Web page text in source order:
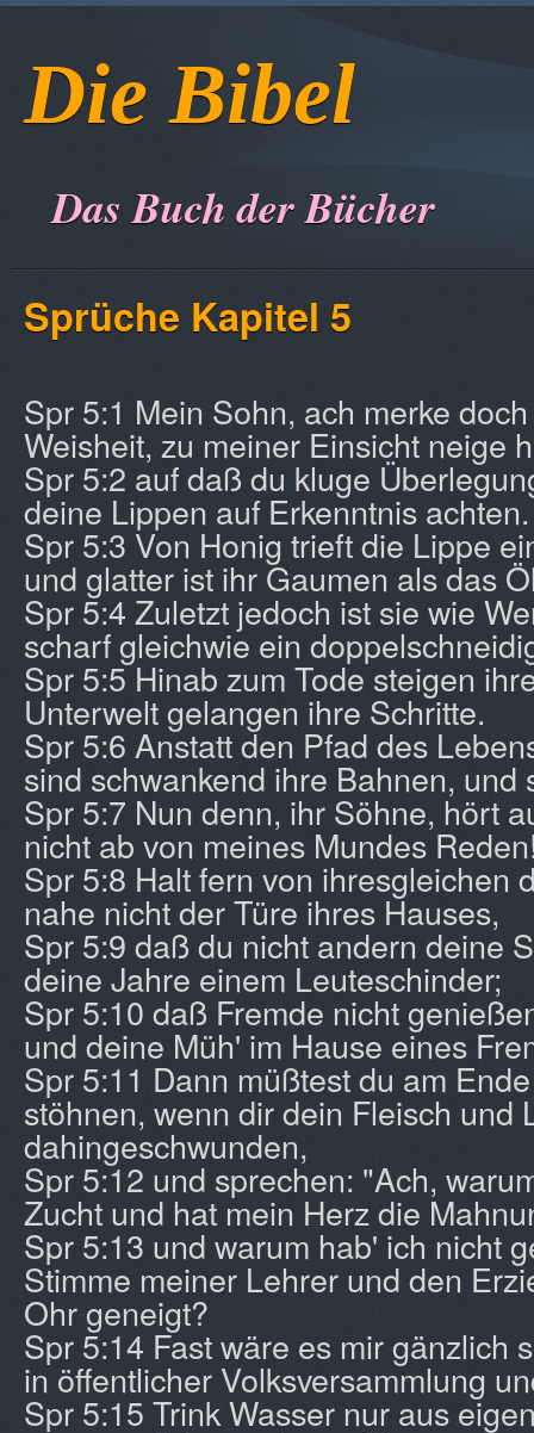
Die Bibel
Das Buch der Bücher
Sprüche Kapitel 5
Spr 5:1 Mein Sohn, ach merke
Weisheit, zu meiner Einsicht neige
Spr 5:2 auf daß du kluge
deine Lippen auf Erkenntnis achten.
Spr 5:3 Von Honig trieft die Lippe
und glatter ist ihr Gaumen als das
Spr 5:4 Zuletzt jedoch ist sie wie
scharf gleichwie ein
Spr 5:5 Hinab zum Tode steigen
Unterwelt gelangen ihre Schritte.
Spr 5:6 Anstatt den Pfad des
sind schwankend ihre Bahnen, und
Spr 5:7 Nun denn, ihr Söhne, hört
nicht ab von meines Mundes
Spr 5:8 Halt fern von ihresgleichen
nahe nicht der Türe ihres Hauses,
Spr 5:9 daß du nicht andern deine
deine Jahre einem Leuteschinder;
Spr 5:10 daß Fremde nicht
und deine Müh' im Hause eines
Spr 5:11 Dann müßtest du am
stöhnen, wenn dir dein Fleisch und
dahingeschwunden,
Spr 5:12 und sprechen: "Ach,
Zucht und hat mein Herz die
Spr 5:13 und warum hab' ich nicht
Stimme meiner Lehrer und den
Ohr geneigt?
Spr 5:14 Fast wäre es mir gänzlich
in öffentlicher Volksversammlung
Spr 5:15 Trink Wasser nur aus